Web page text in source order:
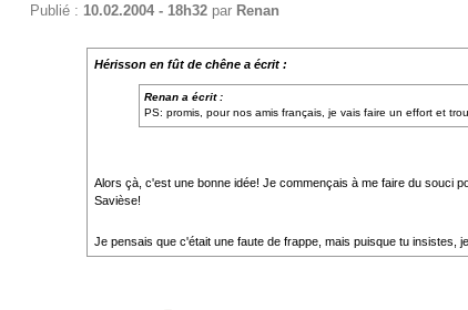
Publié : 10.02.2004 - 18h32par Renan
Hérisson en fût de chêne a écrit :
Renan a écrit :
PS: promis, pour nos amis français, je vais faire un effort et
Alors çà, c'est une bonne idée! Je commençais à me faire du souci
Savièse!
Je pensais que c'était une faute de frappe, mais puisque tu insistes,